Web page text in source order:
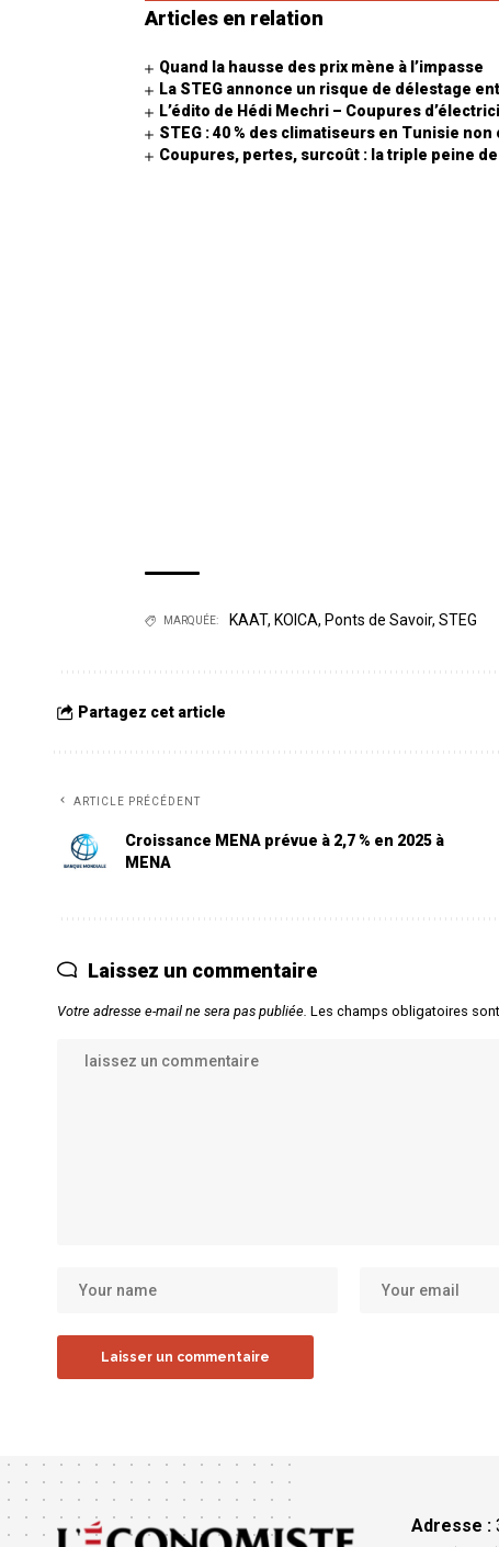
Articles en relation
Quand la hausse des prix mène à l’impasse
La STEG annonce un risque de délestage
L’édito de Hédi Mechri – Coupures
STEG : 40 % des climatiseurs en Tunisie
Coupures, pertes, surcoût : la triple peine de
MARQUÉE: KAAT, KOICA, Ponts de Savoir, STEG
Partagez cet article
ARTICLE PRÉCÉDENT
Croissance MENA prévue à 2,7 % en 2025 à
MENA
Laissez un commentaire
Votre adresse e-mail ne sera pas publiée. Les champs obligatoires
Adresse :